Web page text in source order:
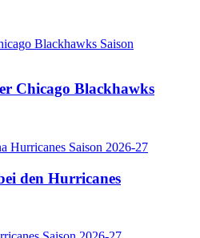
Chicago Blackhawks
den Hurricanes